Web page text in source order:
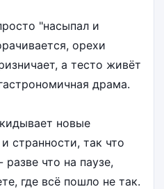
"насыпал и
орехи
а тесто живёт
драма.
новые
странности, так что
разве что на паузе,
где всё пошло не так.